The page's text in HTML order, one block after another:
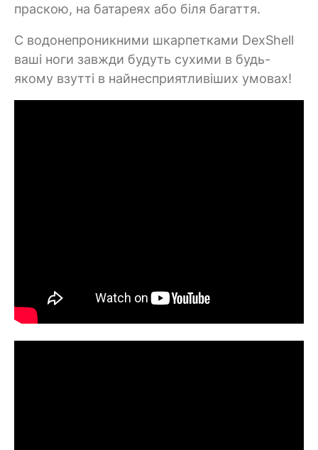
праскою, на батареях або біля багаття.
C водонепроникними шкарпетками DexShell
ваші ноги завжди будуть сухими в будь-
якому взутті в найнесприятливіших умовах!